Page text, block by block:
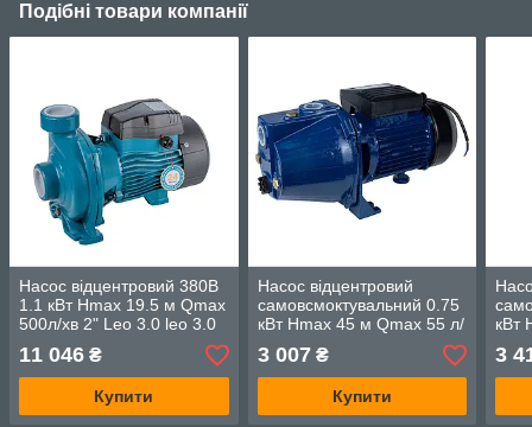
Подібні товари компанії
Насос відцентровий 380В
1.1 кВт Hmax 19.5 м Qmax
500л/хв 2" Leo 3.0 leo 3.0
11 046 ₴
Купити
Насос відцентровий
самовсмоктувальний 0.75
кВт Hmax 45 м Qmax 55 л/
(775042)
3 007₴
Купити
кВт
3